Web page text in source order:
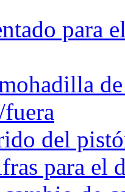
para
del
para